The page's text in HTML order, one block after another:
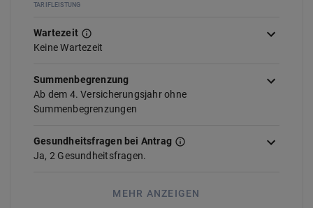
TARIFLEISTUNG
Wartezeit
Keine Wartezeit
Summenbegrenzung
Ab dem 4. Versicherungsjahr ohne
Summenbegrenzungen
Gesundheitsfragen bei Antrag
Ja, 2 Gesundheitsfragen.
MEHR ANZEIGEN